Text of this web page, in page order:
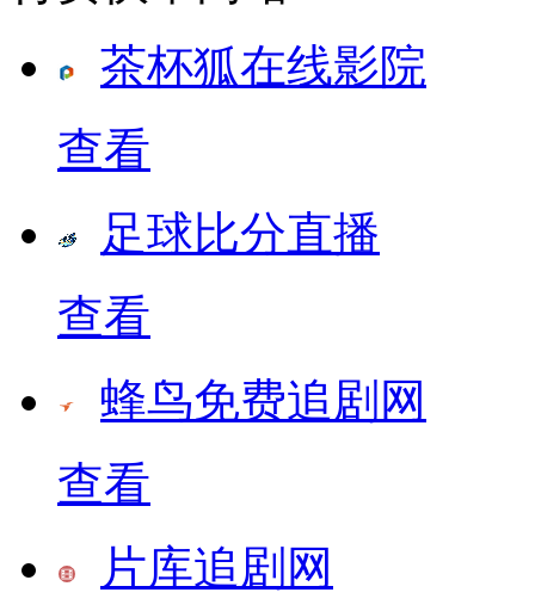
茶杯狐在线影院
查看
足球比分直播
查看
蜂鸟免费追剧网
查看
片库追剧网